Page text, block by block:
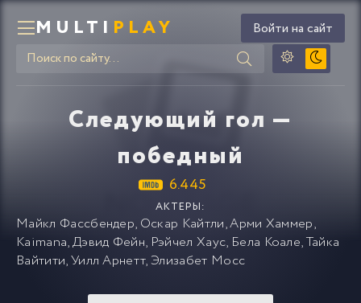
MULTI PLAY Войти на сайт
Следующий гол —
победный
6.445
АКТЕРЫ:
Майкл Фассбендер, Оскар Кайтли,Арми Хаммер,
Kaimana,Дэвид Фейн, Рэйчел Хаус, Бела Коале,Тайка
Вайтити,Уилл Арнетт,Элизабет Мосс